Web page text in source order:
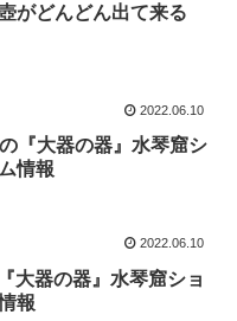
がどんどん出て来る
2022.06.10
『大器の器』水琴窟シ
情報
2022.06.10
大器の器』水琴窟ショ
報